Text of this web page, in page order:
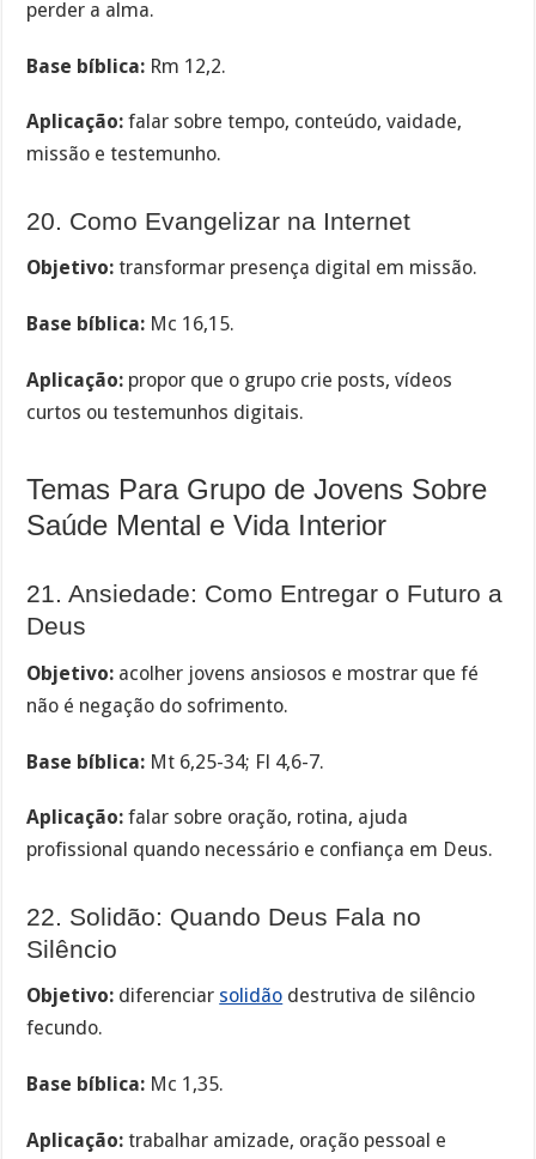
perder a alma.
Base bíblica: Rm 12,2.
Aplicação: falar sobre tempo, conteúdo, vaidade,
missão e testemunho.
20. Como Evangelizar na Internet
Objetivo: transformar presença digital em missão.
Base bíblica: Mc 16,15.
Aplicação: propor que o grupo crie posts, vídeos
curtos ou testemunhos digitais.
Temas Para Grupo de Jovens Sobre
Saúde Mental e Vida Interior
21. Ansiedade: Como Entregar o Futuro a
Deus
Objetivo: acolher jovens ansiosos e mostrar que fé
não é negação do sofrimento.
Base bíblica: Mt 6,25-34; Fl 4,6-7.
Aplicação: falar sobre oração, rotina, ajuda
profissional quando necessário e confiança em Deus.
22. Solidão: Quando Deus Fala no
Silêncio
Objetivo: diferenciar solidão destrutiva de silêncio
fecundo.
Base bíblica: Mc 1,35.
Aplicação: trabalhar amizade, oração pessoal e